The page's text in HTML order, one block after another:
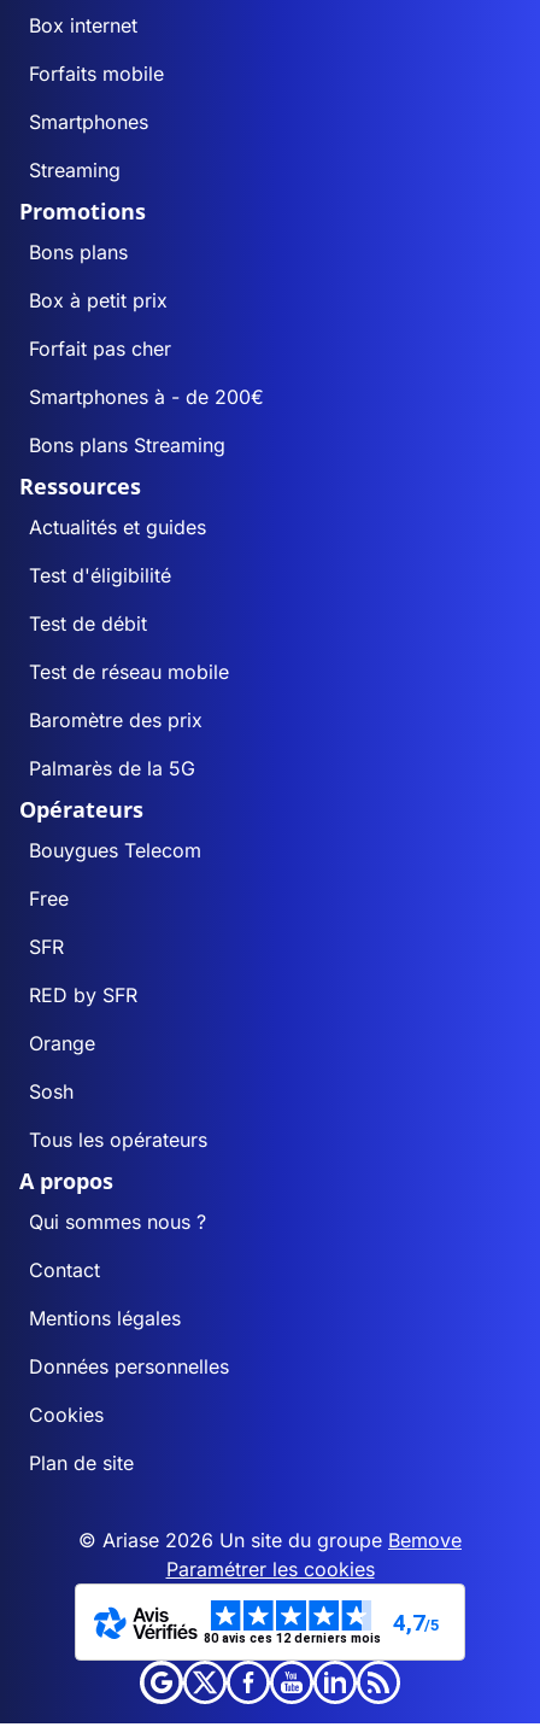
Box internet
Forfaits mobile
Smartphones
Streaming
Promotions
Bons plans
Box à petit prix
Forfait pas cher
Smartphones à - de 200€
Bons plans Streaming
Ressources
Actualités et guides
Test d'éligibilité
Test de débit
Test de réseau mobile
Baromètre des prix
Palmarès de la 5G
Opérateurs
Bouygues Telecom
Free
SFR
RED by SFR
Orange
Sosh
Tous les opérateurs
A propos
Qui sommes nous ?
Contact
Mentions légales
Données personnelles
Cookies
Plan de site
© Ariase 2026 Un site du groupe Bemove
Paramétrer les cookies
80 avis ces 12 derniers mois
4,7/5